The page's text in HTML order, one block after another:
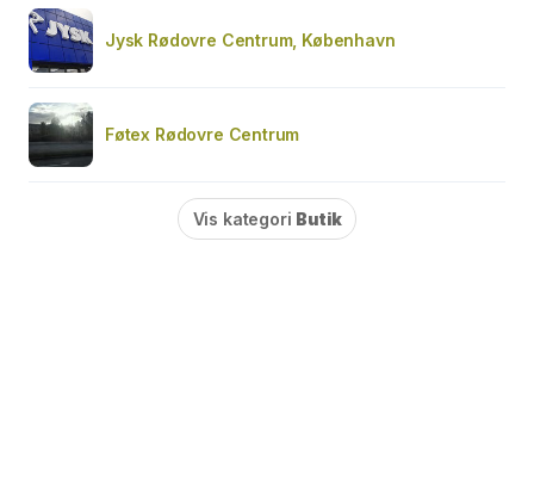
Jysk Rødovre Centrum, København
Føtex Rødovre Centrum
Vis kategori Butik